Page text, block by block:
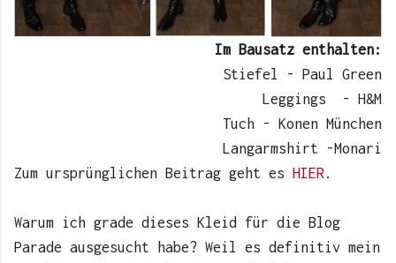
Im Bausatz enthalten:
Stiefel - Paul Green
Leggings - H&M
Tuch - Konen München
Langarmshirt -Monari
Zum ursprünglichen Beitrag geht es
HIER .
Warum ich grade dieses Kleid für die Blog
Parade ausgesucht habe? Weil es definitiv mein